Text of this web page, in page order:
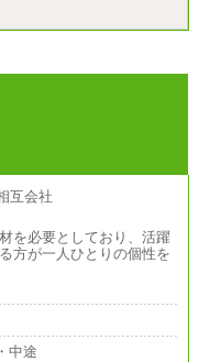
を必要としており、活躍
方が一人ひとりの個性を
中途